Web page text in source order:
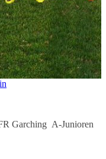
Garching A-Junioren